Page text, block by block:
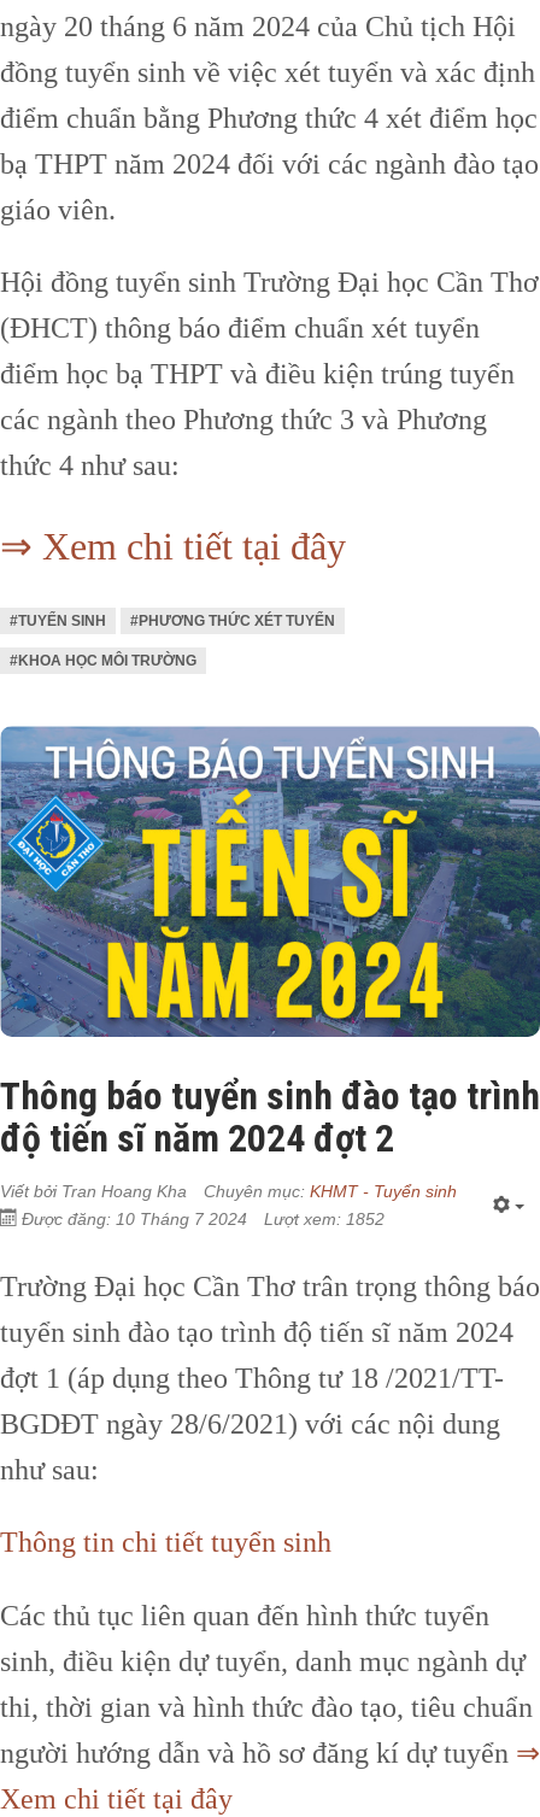
ngày 20 tháng 6 năm 2024 của Chủ tịch Hội
đồng tuyển sinh về việc xét tuyển và xác định
điểm chuẩn bằng Phương thức 4 xét điểm học
bạ THPT năm 2024 đối với các ngành đào tạo
giáo viên.
Hội đồng tuyển sinh Trường Đại học Cần Thơ
(ĐHCT) thông báo điểm chuẩn xét tuyển
điểm học bạ THPT và điều kiện trúng tuyển
các ngành theo Phương thức 3 và Phương
thức 4 như sau:
⇒ Xem chi tiết tại đây
#TUYỂN SINH #PHƯƠNG THỨC XÉT TUYỂN
#KHOA HỌC MÔI TRƯỜNG
Thông báo tuyển sinh đào tạo trình
độ tiến sĩ năm 2024 đợt 2
Viết bởi Tran Hoang Kha Chuyên mục: KHMT - Tuyển sinh
Được đăng: 10 Tháng 7 2024
Lượt xem: 1852
Trường Đại học Cần Thơ trân trọng thông báo
tuyển sinh đào tạo trình độ tiến sĩ năm 2024
đợt 1 (áp dụng theo Thông tư 18 /2021/TT-
BGDĐT ngày 28/6/2021) với các nội dung
như sau:
Thông tin chi tiết tuyển sinh
Các thủ tục liên quan đến hình thức tuyển
sinh, điều kiện dự tuyển, danh mục ngành dự
thi, thời gian và hình thức đào tạo, tiêu chuẩn
người hướng dẫn và hồ sơ đăng kí dự tuyển ⇒
Xem chi tiết tại đây